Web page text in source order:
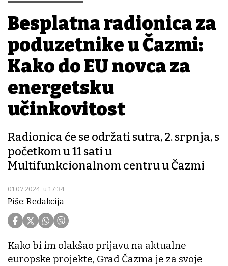
Besplatna radionica za
poduzetnike u Čazmi:
Kako do EU novca za
energetsku
učinkovitost
Radionica će se održati sutra, 2. srpnja, s
početkom u 11 sati u
Multifunkcionalnom centru u Čazmi
01.07.2024. u 17:34
Piše: Redakcija
Kako bi im olakšao prijavu na aktualne
europske projekte, Grad Čazma je za svoje